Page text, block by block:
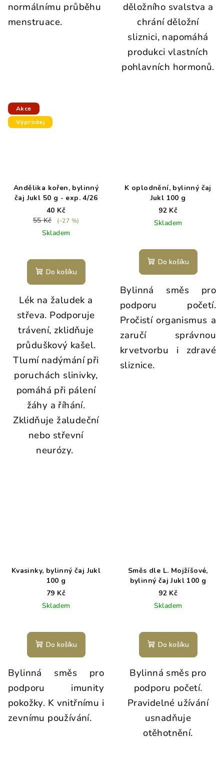
normálnímu průběhu
menstruace.
děložního svalstva a
chrání děložní
sliznici, napomáhá
produkci vlastních
pohlavních hormonů.
Akce
Výprodej
Andělika kořen, bylinný
čaj Jukl 50 g - exp. 4/26
40 Kč
55 Kč
(–27 %)
Skladem
Do košíku
Lék na žaludek a
střeva. Podporuje
trávení, zklidňuje
průduškový kašel.
Tlumí nadýmání při
poruchách slinivky,
pomáhá při pálení
žáhy a říhání.
Zklidňuje žaludeční
nebo střevní
neurózy.
K oplodnění, bylinný čaj
Jukl 100 g
92 Kč
Skladem
Do košíku
Bylinná směs pro
podporu početí.
Pročistí organismus a
zaručí správnou
krvetvorbu i zdravé
sliznice.
Kvasinky, bylinný čaj Jukl
100 g
79 Kč
Skladem
Do košíku
Bylinná směs pro
podporu imunity
pokožky. K vnitřnímu i
zevnímu používání.
Směs dle L. Mojžíšové,
bylinný čaj Jukl 100 g
92 Kč
Skladem
Do košíku
Bylinná směs pro
podporu početí.
Pravidelné užívání
usnadňuje
otěhotnění.